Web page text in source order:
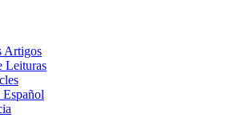
Artigos
Leituras